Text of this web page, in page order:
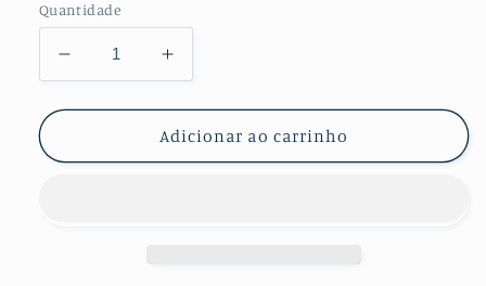
Quantidade
Diminuir
a
quantidade
Película
Aumentar
a
quantidade
de
Película
Adicionar ao carrinho